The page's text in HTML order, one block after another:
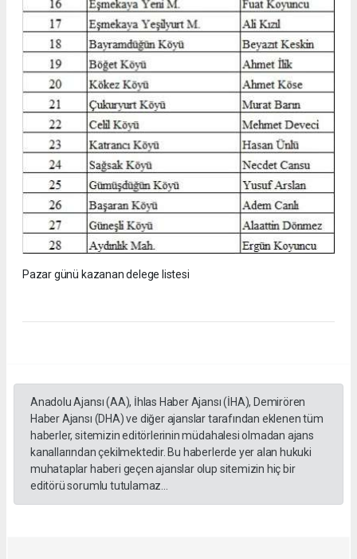
Pazar günü kazanan delege listesi
Anadolu Ajansı (AA), İhlas Haber Ajansı (İHA), Demirören
Haber Ajansı (DHA) ve diğer ajanslar tarafından eklenen tüm
haberler, sitemizin editörlerinin müdahalesi olmadan ajans
kanallarından çekilmektedir. Bu haberlerde yer alan hukuki
muhataplar haberi geçen ajanslar olup sitemizin hiç bir
editörü sorumlu tutulamaz...